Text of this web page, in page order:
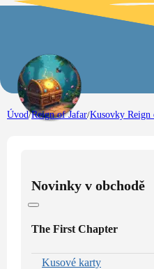
Úvod/Reign of Jafar/Kusovky Reign
Novinky v obchodě
The First Chapter
Kusové karty